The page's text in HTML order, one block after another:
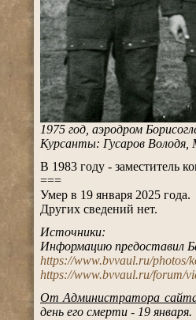
1975 год, аэродром
Курсанты: Гусаров
В 1983 году - заместитель
===
Умер в 19 января 2025 года.
Других сведений нет.
Источники:
Информацию предоставил
https://www.bvvaul.ru/photos/
https://www.bvvaul.ru/forum/
От Администратора
день его смерти - 19 января.